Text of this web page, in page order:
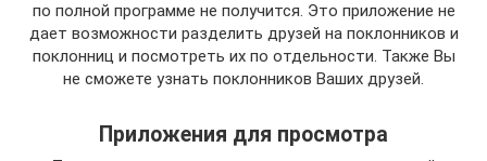
по полной программе не получится. Это приложение не
дает возможности разделить друзей на поклонников и
поклонниц и посмотреть их по отдельности. Также Вы
не сможете узнать поклонников Ваших друзей.
Приложения для просмотра